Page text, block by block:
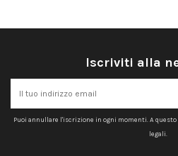
Iscriviti alla
Puoi annullare l'iscrizione in ogni momenti. A
legali.